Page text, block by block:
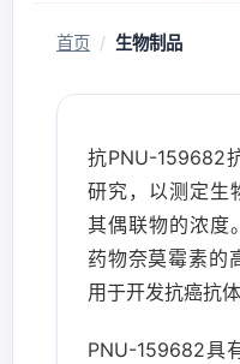
首页 / 生物制品
抗PNU-159682
研究，以测定生
其偶联物的浓度
药物奈莫霉素的
用于开发抗癌抗
PNU-159682具